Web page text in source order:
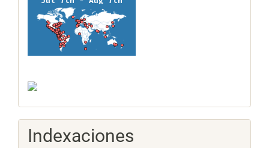
Indexaciones